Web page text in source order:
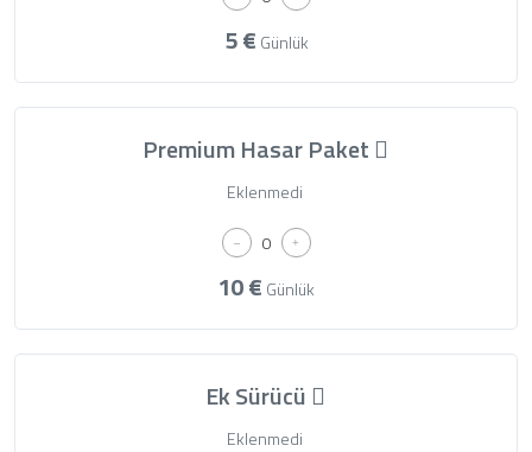
5€ Günlük
Premium Hasar Paket
Eklenmedi
10€ Günlük
Ek Sürücü
Eklenmedi